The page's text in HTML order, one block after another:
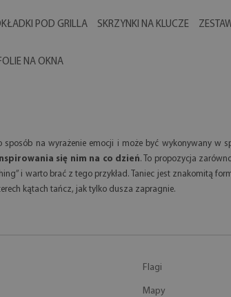
POD GRILLA SKRZYNKI NA KLUCZE
NA OKNA
na wyrażenie emocji i może być wykonywany w
się nim na co dzień. To propozycja
i warto brać z tego przykład. Taniec jest znakomitą
kątach tańcz, jak tylko dusza zapragnie.
Flagi
Mapy